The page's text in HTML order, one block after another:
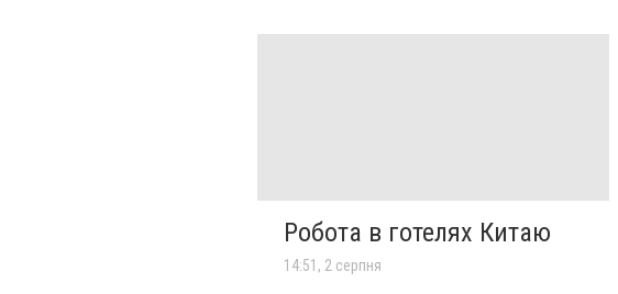
Робота в готелях Китаю
14:51, 2 серпня